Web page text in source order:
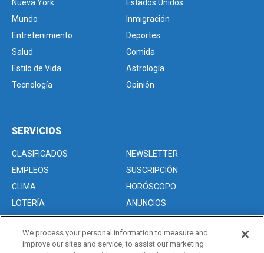
Nueva York
Estados Unidos
Mundo
Inmigración
Entretenimiento
Deportes
Salud
Comida
Estilo de Vida
Astrología
Tecnología
Opinión
SERVICIOS
CLASIFICADOS
NEWSLETTER
EMPLEOS
SUSCRIPCIÓN
CLIMA
HORÓSCOPO
LOTERÍA
ANUNCIOS
Acerca de nosotros
We process your personal information to measure and
improve our sites and service, to assist our marketing